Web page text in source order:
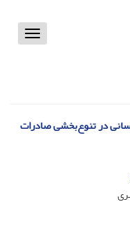
Toggle
در تنوع‌بخشی صادرات